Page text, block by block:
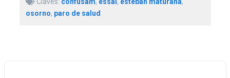
osorno, paro de salud